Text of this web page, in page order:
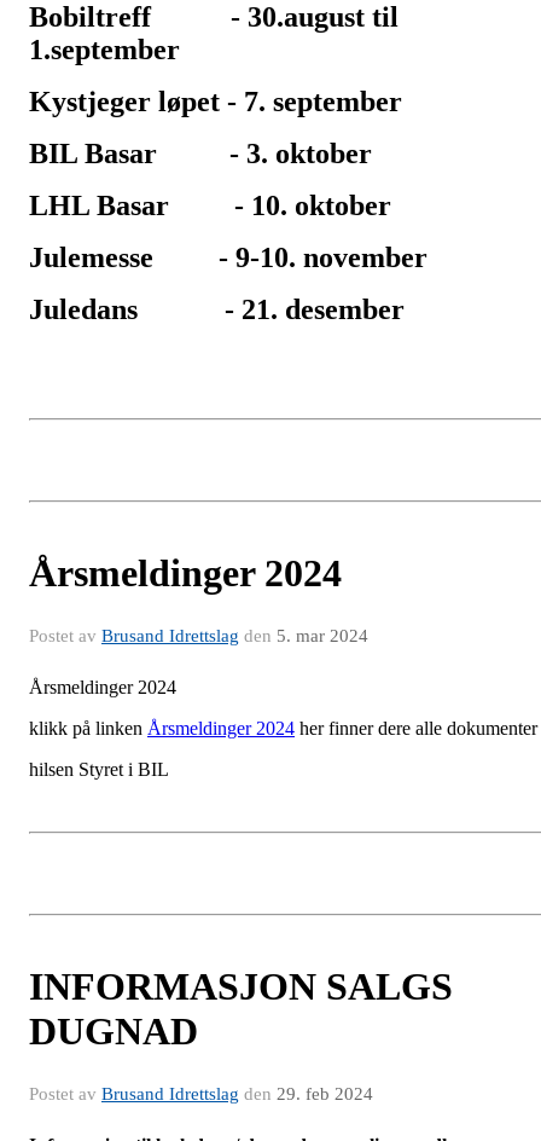
Bobiltreff - 30.august til
1.september
Kystjeger løpet - 7. september
BIL Basar - 3. oktober
LHL Basar - 10. oktober
Julemesse - 9-10. november
Juledans - 21. desember
Årsmeldinger 2024
Postet av Brusand Idrettslag den 5. mar 2024
Årsmeldinger 2024
klikk på linken Årsmeldinger 2024 her finner dere alle dokumenter
hilsen Styret i BIL
INFORMASJON SALGS
DUGNAD
Postet av Brusand Idrettslag den 29. feb 2024